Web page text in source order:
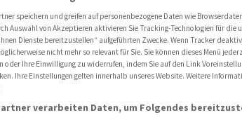
an Infineon ab
speichern und greifen auf personenbezogene Daten wie
Auswahl von Akzeptieren aktivieren Sie Tracking-Technologien für die
Dienste bereitzustellen“ aufgeführten Zwecke. Wenn Tracker
nicht mehr so relevant für Sie. Sie können dieses Menü
oder Ihre Einwilligung zu widerrufen, indem Sie auf den Link
Ihre Einstellungen gelten innerhalb unseres Website. Weitere
verarbeiten Daten, um Folgendes